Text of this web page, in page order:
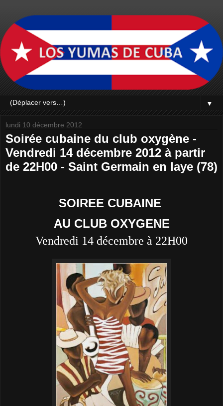
▼
lundi 10 décembre 2012
Soirée cubaine du club oxygène -
Vendredi 14 décembre 2012 à partir
de 22H00 - Saint Germain en laye (78)
SOIREE CUBAINE
AU CLUB OXYGENE
Vendredi 14 décembre à 22H00